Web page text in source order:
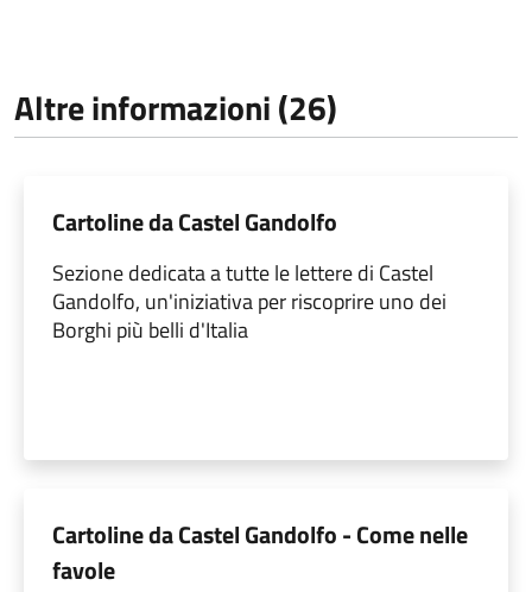
Altre informazioni (26)
Cartoline da Castel Gandolfo
Sezione dedicata a tutte le lettere di Castel
Gandolfo, un'iniziativa per riscoprire uno dei
Borghi più belli d'Italia
Cartoline da Castel Gandolfo - Come nelle
favole